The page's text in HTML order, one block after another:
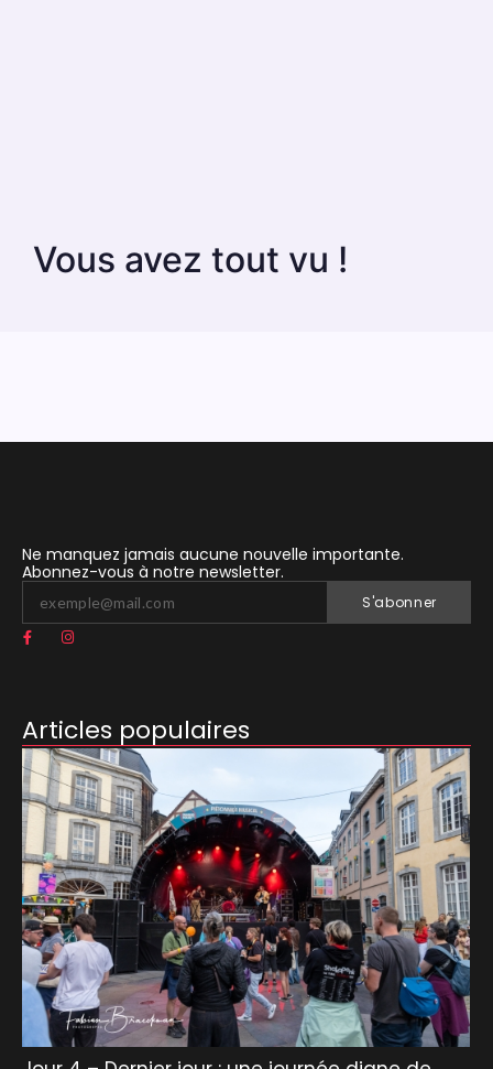
Vous avez tout vu !
Ne manquez jamais aucune nouvelle importante.
Abonnez-vous à notre newsletter.
S'abonner
Articles populaires